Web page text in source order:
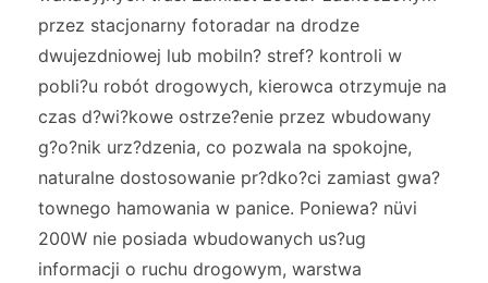
przez stacjonarny fotoradar na drodze
dwujezdniowej lub mobiln? stref? kontroli w
pobli?u robót drogowych, kierowca otrzymuje na
czas d?wi?kowe ostrze?enie przez wbudowany
g?o?nik urz?dzenia, co pozwala na spokojne,
naturalne dostosowanie pr?dko?ci zamiast gwa?
townego hamowania w panice. Poniewa? nüvi
200W nie posiada wbudowanych us?ug
informacji o ruchu drogowym, warstwa